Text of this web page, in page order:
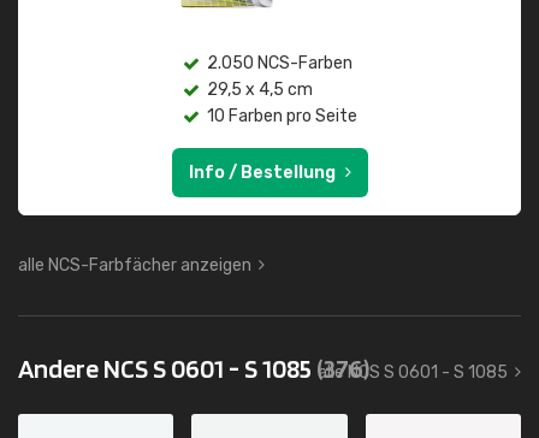
2.050 NCS-Farben
29,5 x 4,5 cm
10 Farben pro Seite
Info / Bestellung
alle NCS-Farbfächer anzeigen
Andere NCS S 0601 - S 1085 (376)
alle NCS S 0601 - S 1085